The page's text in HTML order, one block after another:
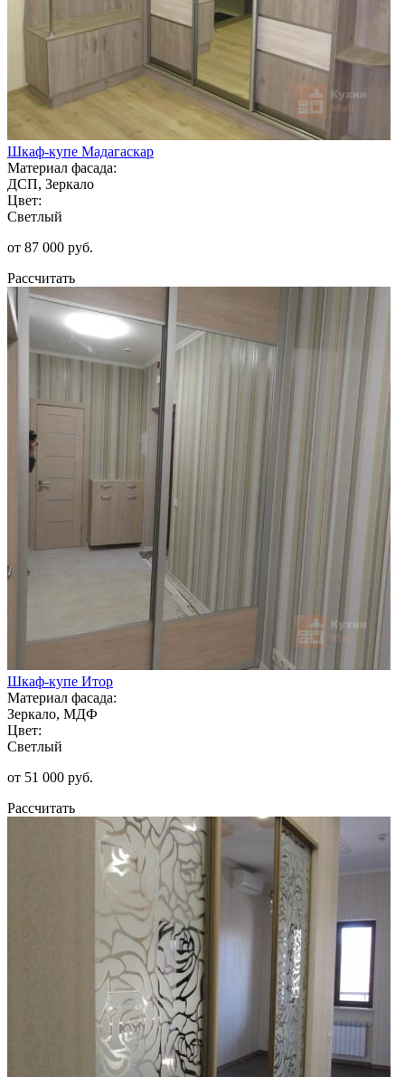
Шкаф-купе Мадагаскар
Материал фасада:
ДСП, Зеркало
Цвет:
Светлый
от 87 000 руб.
Рассчитать
Шкаф-купе Итор
Материал фасада:
Зеркало, МДФ
Цвет:
Светлый
от 51 000 руб.
Рассчитать